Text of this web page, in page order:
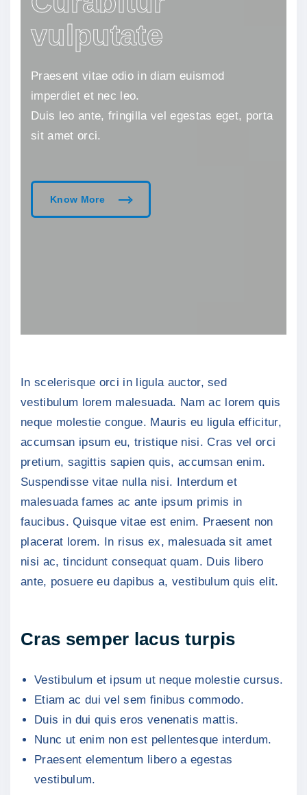
vulputate
Praesent vitae odio in diam euismod
imperdiet et nec leo.
Duis leo ante, fringilla vel egestas eget, porta
sit amet orci.
Know More
In scelerisque orci in ligula auctor, sed
vestibulum lorem malesuada. Nam ac lorem quis
neque molestie congue. Mauris eu ligula efficitur,
accumsan ipsum eu, tristique nisi. Cras vel orci
pretium, sagittis sapien quis, accumsan enim.
Suspendisse vitae nulla nisi. Interdum et
malesuada fames ac ante ipsum primis in
faucibus. Quisque vitae est enim. Praesent non
placerat lorem. In risus ex, malesuada sit amet
nisi ac, tincidunt consequat quam. Duis libero
ante, posuere eu dapibus a, vestibulum quis elit.
Cras semper lacus turpis
Vestibulum et ipsum ut neque molestie cursus.
Etiam ac dui vel sem finibus commodo.
Duis in dui quis eros venenatis mattis.
Nunc ut enim non est pellentesque interdum.
Praesent elementum libero a egestas
vestibulum.